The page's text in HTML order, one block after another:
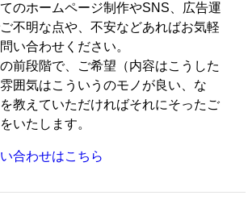
のホームページ制作やSNS、広告運
不明な点や、不安などあればお気軽
い合わせください。
前段階で、ご希望（内容はこうした
囲気はこういうのモノが良い、な
教えていただければそれにそったご
いたします。
合わせはこちら